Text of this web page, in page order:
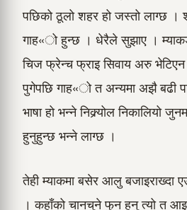
पछिको ठूलो शहर हो जस्तो लाग्छ ।
गाह«ो हुन्छ । धेरैले सुझाए ।
चिज फ्रेन्च फ्राइ सिवाय अरु
पुगेपछि गाह«ो त अन्यमा अझै बढी
भाषा हो भन्ने निक्र्योल निकालियो
हुनुहुन्छ भन्ने लाग्छ ।
तेही म्याकमा बसेर आलु
। कहाँको चानचुने फुन हुनु त्यो त